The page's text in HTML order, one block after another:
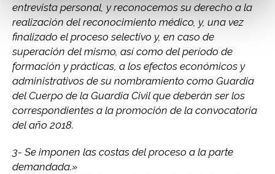
entrevista personal, y reconocemos su derecho a la
realización del reconocimiento médico, y, una vez
finalizado el proceso selectivo y, en caso de
superación del mismo, así como del período de
formación y prácticas, a los efectos económicos y
administrativos de su nombramiento como Guardia
del Cuerpo de la Guardia Civil que deberán ser los
correspondientes a la promoción de la convocatoria
del año 2018.
3- Se imponen las costas del proceso a la parte
demandada.»